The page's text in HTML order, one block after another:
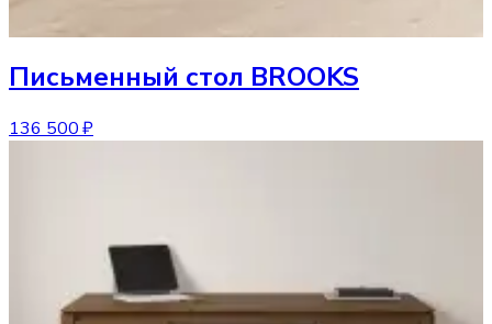
Письменный стол BROOKS
136 500 ₽